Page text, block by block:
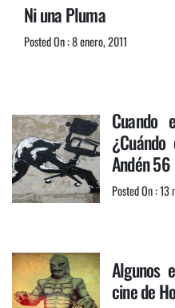
Ni una Pluma
Posted On : 8 enero, 2011
Andén 56
Posted On : 13
Algunos
cine de